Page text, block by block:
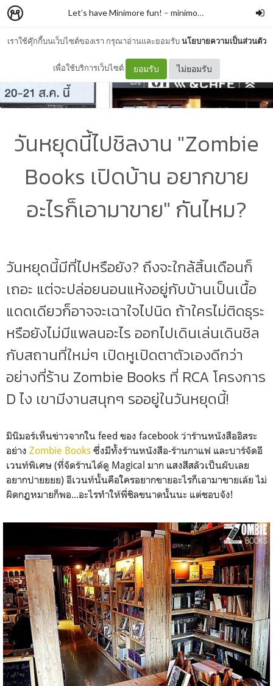
เราใช้คุ๊กกี้บนเว็บไซต์ของเรา กรุณาอ่านและยอมรับนโยบายความเป็นส่วนตัว
เพื่อใช้บริการเว็บไซต์ ยอมรับ ไม่ยอมรับ
Let’s have Minimore fun! – minimore
วันหยุดนี้ไปชิลงาน "Zombie
Books เปิดบ้าน อยากขาย
อะไรก็เอามาขาย" กันไหม?
วันหยุดนี้มีที่ไปหรือยัง? ถึงจะใกล้สิ้นเดือนก็
เถอะ แต่จะปล่อยนอนแห้งอยู่กับบ้านเป็นเนื้อ
แดดเดียวก็อาจจะเฉาใจไปนิด ถ้าใครไม่ติดธุระ
หรือยังไม่มีแพลนอะไร ออกไปเดินเล่นเดินชิล
กับสถานที่ใหม่ๆ เปิดหูเปิดตาตัวเองดีกว่า
อย่างที่ร้าน Zombie Books ที่ RCA โครงการ
D ไง เขามีงานสนุกๆ รออยู่ในวันหยุดนี้!
มินิมอร์เห็นข่าวจากใน feed ของ facebook ว่าร้านหนังสืออิสระ
อย่าง Zombie Books ซึ่งมีทั้งร้านหนังสือ-ร้านกาแฟ และบาร์จัดอี
เวนท์พิเศษ (ที่จัดร้านได้ดู Magical มาก แสงสีสลัวเป็นผับเลย
อยากปายยยย) อีเวนท์นั้นคือใครอยากขายอะไรก็เอามาขายเล้ย ไม่
ผิดกฏหมายก็พอ...อะไรทำให้พี่ชิลขนาดนั้นนะ แต่ชอบจัง!